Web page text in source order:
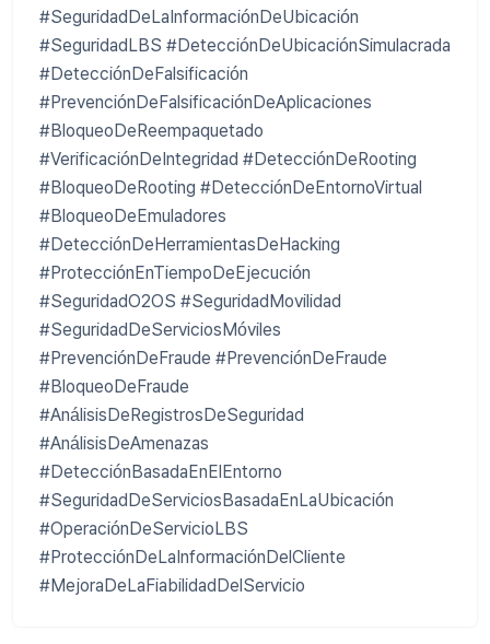
#SeguridadDeLaInformaciónDeUbicación
#SeguridadLBS #DetecciónDeUbicaciónSimulacrada
#DetecciónDeFalsificación
#PrevenciónDeFalsificaciónDeAplicaciones
#BloqueoDeReempaquetado
#VerificaciónDeIntegridad #DetecciónDeRooting
#BloqueoDeRooting #DetecciónDeEntornoVirtual
#BloqueoDeEmuladores
#DetecciónDeHerramientasDeHacking
#ProtecciónEnTiempoDeEjecución
#SeguridadO2OS #SeguridadMovilidad
#SeguridadDeServiciosMóviles
#PrevenciónDeFraude #PrevenciónDeFraude
#BloqueoDeFraude
#AnálisisDeRegistrosDeSeguridad
#AnálisisDeAmenazas
#DetecciónBasadaEnElEntorno
#SeguridadDeServiciosBasadaEnLaUbicación
#OperaciónDeServicioLBS
#ProtecciónDeLaInformaciónDelCliente
#MejoraDeLaFiabilidadDelServicio